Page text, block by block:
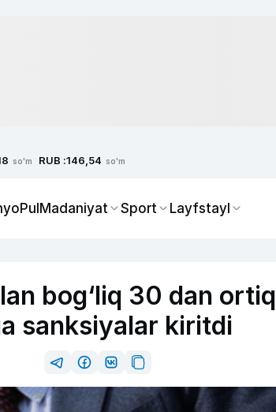
so'm RUB :146,54 so'm
PulMadaniyat Sport Layfstayl
bog‘liq 30 dan ortiq
sanksiyalar kiritdi